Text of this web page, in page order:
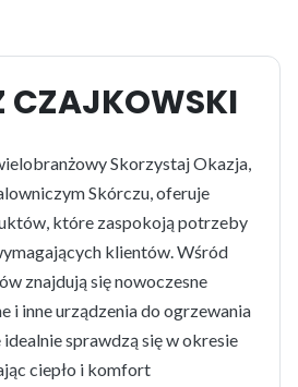
CZAJKOWSKI
Skorzystaj Okazja,
Skórczu, oferuje
które zaspokoją potrzeby
klientów. Wśród
znajdują się nowoczesne
i inne urządzenia do ogrzewania
sprawdzą się w okresie
ciepło i komfort